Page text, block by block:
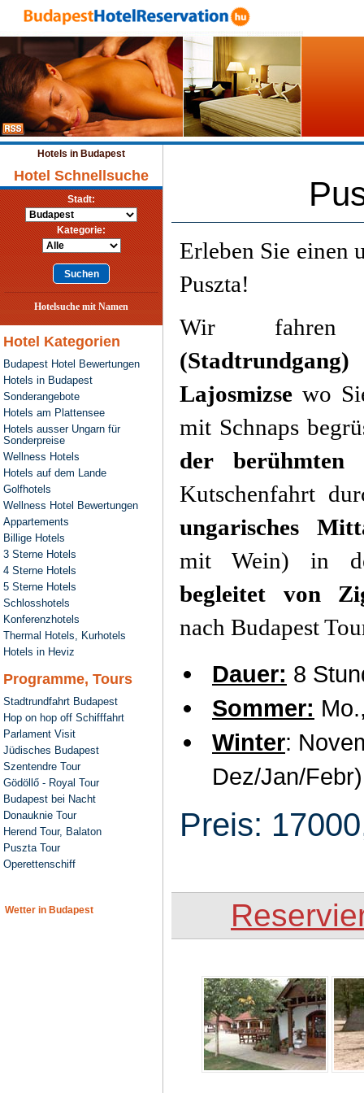
Hotels in Budapest
Hotel Schnellsuche
Stadt:
Kategorie:
Hotelsuche mit Namen
Hotel Kategorien
Budapest Hotel Bewertungen
Hotels in Budapest
Sonderangebote
Hotels am Plattensee
Hotels ausser Ungarn für
Sonderpreise
Wellness Hotels
Hotels auf dem Lande
Golfhotels
Wellness Hotel Bewertungen
Appartements
Billige Hotels
3 Sterne Hotels
4 Sterne Hotels
5 Sterne Hotels
Schlosshotels
Konferenzhotels
Thermal Hotels, Kurhotels
Hotels in Heviz
Programme, Tours
Stadtrundfahrt Budapest
Hop on hop off Schifffahrt
Parlament Visit
Jüdisches Budapest
Szentendre Tour
Gödöllő - Royal Tour
Budapest bei Nacht
Donauknie Tour
Herend Tour, Balaton
Puszta Tour
Operettenschiff
Wetter in Budapest
Erleben Sie einen
Puszta!
Wir
(Stadtrundgang)
Lajosmizse wo
mit Schnaps
der berühmten
Kutschenfahrt
ungarisches
mit Wein) in
begleitet von
nach Budapest
Dauer: 8
Sommer:
Winter:
Dez/Jan/
Preis: